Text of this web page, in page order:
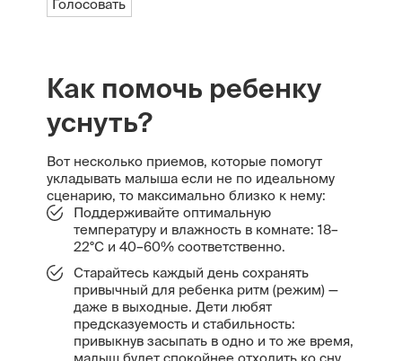
Голосовать
Как помочь ребенку
уснуть?
Вот несколько приемов, которые помогут
укладывать малыша если не по идеальному
сценарию, то максимально близко к нему:
Поддерживайте оптимальную
температуру и влажность в комнате: 18–
22°C и 40–60% соответственно.
Старайтесь каждый день сохранять
привычный для ребенка ритм (режим) —
даже в выходные. Дети любят
предсказуемость и стабильность:
привыкнув засыпать в одно и то же время,
малыш будет спокойнее отходить ко сну.